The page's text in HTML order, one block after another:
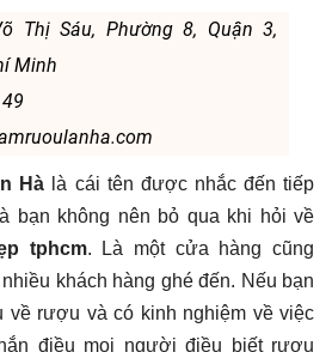
Thị Sáu, Phường 8, Quận 3,
Minh
Hà là cái tên được nhắc đến tiếp
bạn không nên bỏ qua khi hỏi về
tphcm. Là một cửa hàng cũng
khách hàng ghé đến. Nếu bạn
về rượu và có kinh nghiệm về việc
điều mọi người điều biết rượu